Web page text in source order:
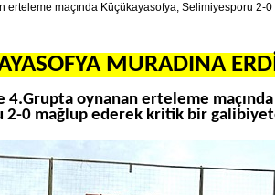
erteleme maçında Küçükayasofya, Selimiyesporu 2-
MURADINA
4.Grupta oynanan erteleme
2-0 mağlup ederek kritik bir